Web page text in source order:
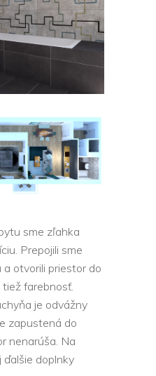
sme zľahka
Prepojili sme
otvorili priestor do
farebnosť.
je odvážny
zapustená do
nenarúša. Na
ďalšie doplnky